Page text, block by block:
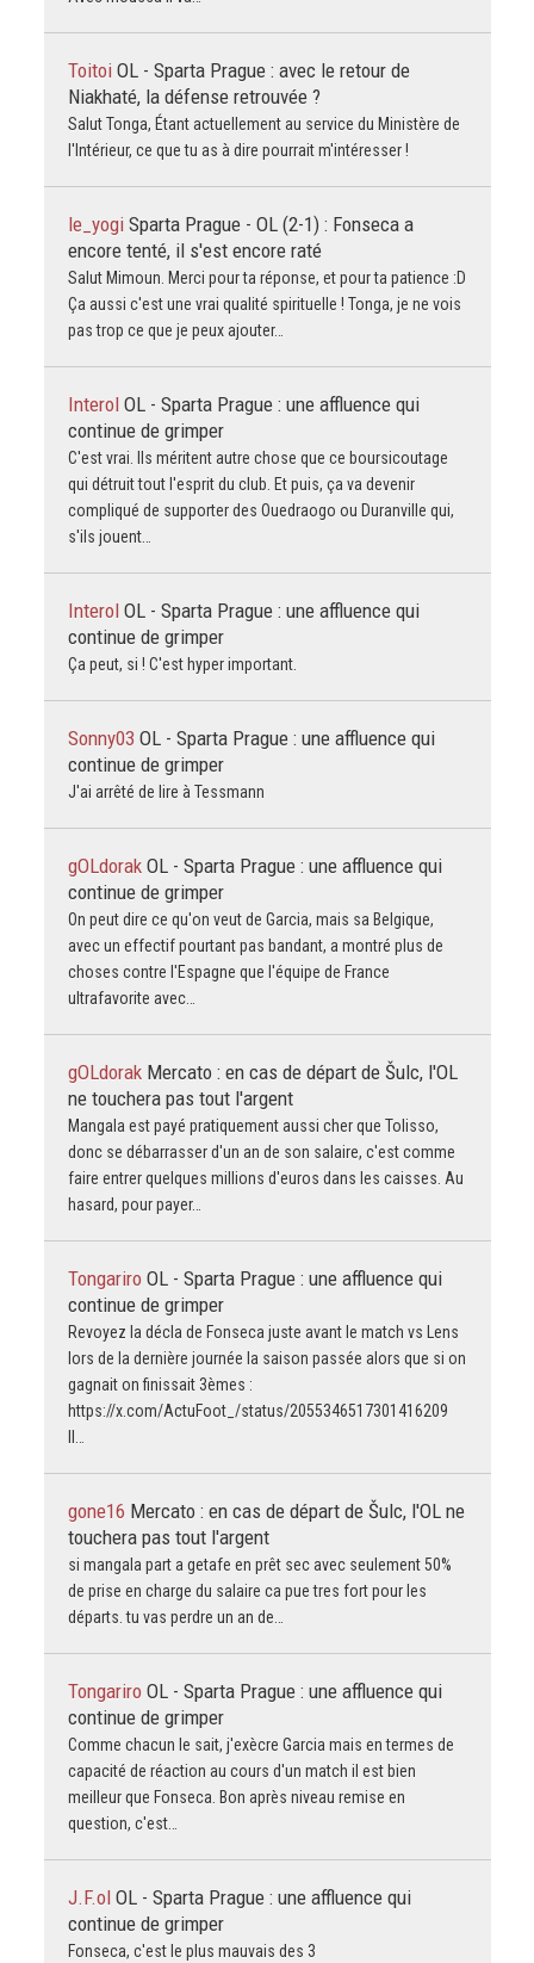
Toitoi OL - Sparta Prague : avec le retour de
Niakhaté, la défense retrouvée ?
Salut Tonga, Étant actuellement au service du Ministère de
l'Intérieur, ce que tu as à dire pourrait m'intéresser !
le_yogi Sparta Prague - OL (2-1) : Fonseca a
encore tenté, il s'est encore raté
Salut Mimoun. Merci pour ta réponse, et pour ta patience :D
Ça aussi c'est une vrai qualité spirituelle ! Tonga, je ne vois
pas trop ce que je peux ajouter…
Interol OL - Sparta Prague : une affluence qui
continue de grimper
C'est vrai. Ils méritent autre chose que ce boursicoutage
qui détruit tout l'esprit du club. Et puis, ça va devenir
compliqué de supporter des Ouedraogo ou Duranville qui,
s'ils jouent…
Interol OL - Sparta Prague : une affluence qui
continue de grimper
Ça peut, si ! C'est hyper important.
Sonny03 OL - Sparta Prague : une affluence qui
continue de grimper
J'ai arrêté de lire à Tessmann
gOLdorak OL - Sparta Prague : une affluence qui
continue de grimper
On peut dire ce qu'on veut de Garcia, mais sa Belgique,
avec un effectif pourtant pas bandant, a montré plus de
choses contre l'Espagne que l'équipe de France
ultrafavorite avec…
gOLdorak Mercato : en cas de départ de Šulc, l'OL
ne touchera pas tout l'argent
Mangala est payé pratiquement aussi cher que Tolisso,
donc se débarrasser d'un an de son salaire, c'est comme
faire entrer quelques millions d'euros dans les caisses. Au
hasard, pour payer…
Tongariro OL - Sparta Prague : une affluence qui
continue de grimper
Revoyez la décla de Fonseca juste avant le match vs Lens
lors de la dernière journée la saison passée alors que si on
gagnait on finissait 3èmes :
https://x.com/ActuFoot_/status/2055346517301416209
gone16 Mercato : en cas de départ de Šulc, l'OL ne
touchera pas tout l'argent
si mangala part a getafe en prêt sec avec seulement 50%
de prise en charge du salaire ca pue tres fort pour les
départs. tu vas perdre un an de…
Tongariro OL - Sparta Prague : une affluence qui
continue de grimper
Comme chacun le sait, j'exècre Garcia mais en termes de
capacité de réaction au cours d'un match il est bien
meilleur que Fonseca. Bon après niveau remise en
question, c'est…
J.F.ol OL - Sparta Prague : une affluence qui
continue de grimper
Fonseca, c'est le plus mauvais des 3